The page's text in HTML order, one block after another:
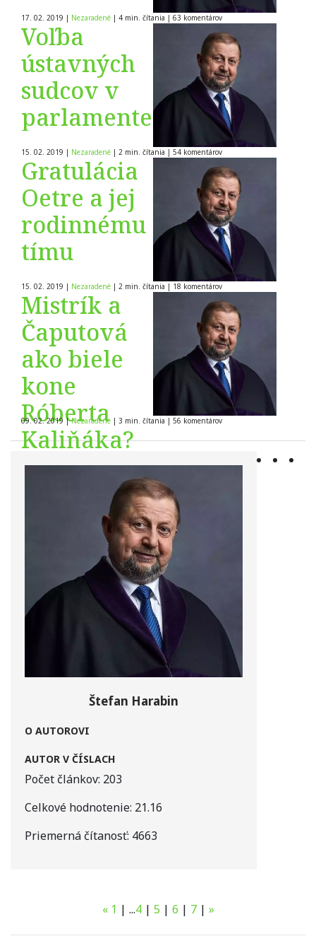
17. 02. 2019 | Nezaradené | 4 min. čítania | 63 komentárov
Voľba
ústavných
sudcov v
parlamente
15. 02. 2019 | Nezaradené | 2 min. čítania | 54 komentárov
Gratulácia
Oetre a jej
rodinnému
tímu
15. 02. 2019 | Nezaradené | 2 min. čítania | 18 komentárov
Mistrík a
Čaputová
ako biele
kone
Róberta
Kaliňáka?
09. 02. 2019 | Nezaradené | 3 min. čítania | 56 komentárov
Štefan Harabin
O AUTOROVI
AUTOR V ČÍSLACH
Počet článkov: 203
Celkové hodnotenie: 21.16
Priemerná čítanosť: 4663
« 1 | ...4| 5 | 6 | 7| »